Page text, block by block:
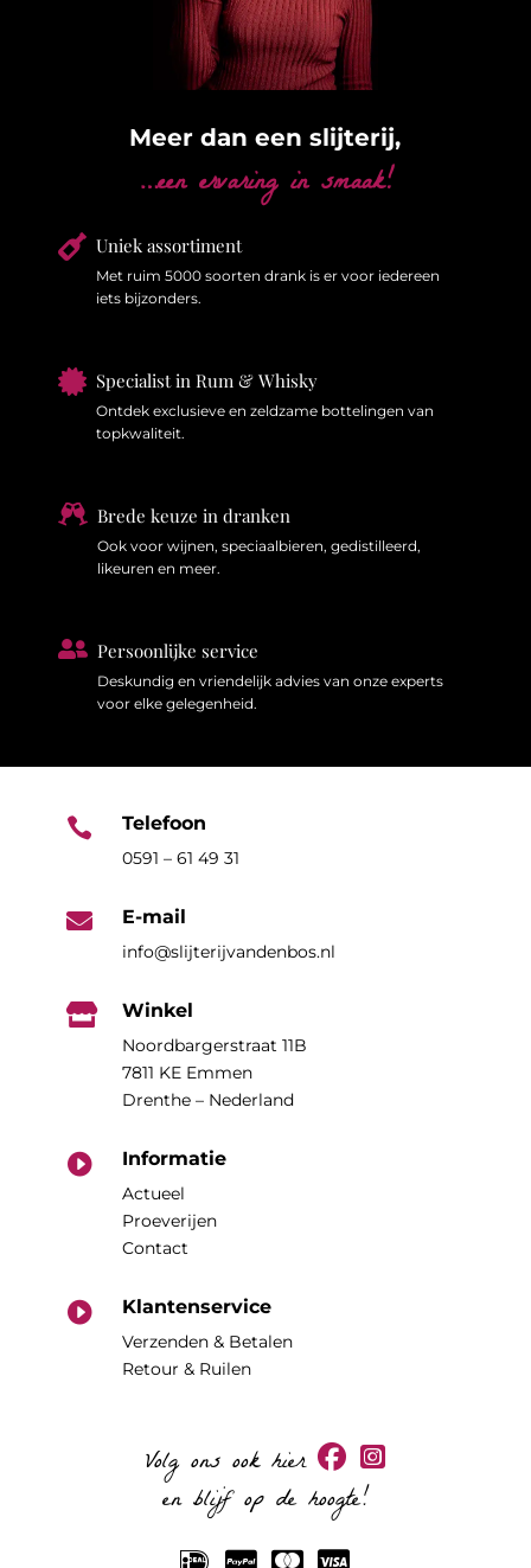
Meer dan een slijterij,
…een ervaring in smaak!
 Uniek assortiment
Met ruim 5000 soorten drank is er voor iedereen
iets bijzonders.
 Specialist in Rum & Whisky
Ontdek exclusieve en zeldzame bottelingen van
topkwaliteit.
 Brede keuze in dranken
Ook voor wijnen, speciaalbieren, gedistilleerd,
likeuren en meer.
 Persoonlijke service
Deskundig en vriendelijk advies van onze experts
voor elke gelegenheid.
 Telefoon
0591 – 61 49 31
 E-mail
info@slijterijvandenbos.nl
 Winkel
Noordbargerstraat 11B
7811 KE Emmen
Drenthe – Nederland
 Informatie
Actueel
Proeverijen
Contact
 Klantenservice
Verzenden & Betalen
Retour & Ruilen
Volg ons ook hier
en blijf op de hoogte!